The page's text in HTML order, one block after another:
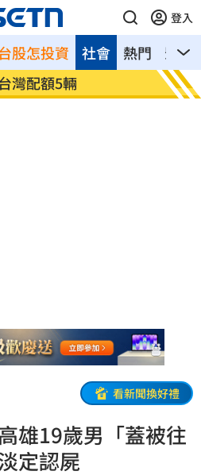
登入
台股怎投資 熱門 影音
社會
灣配額5輛 搭台
看新聞換好禮
雄19歲男「蓋被往
定認屍